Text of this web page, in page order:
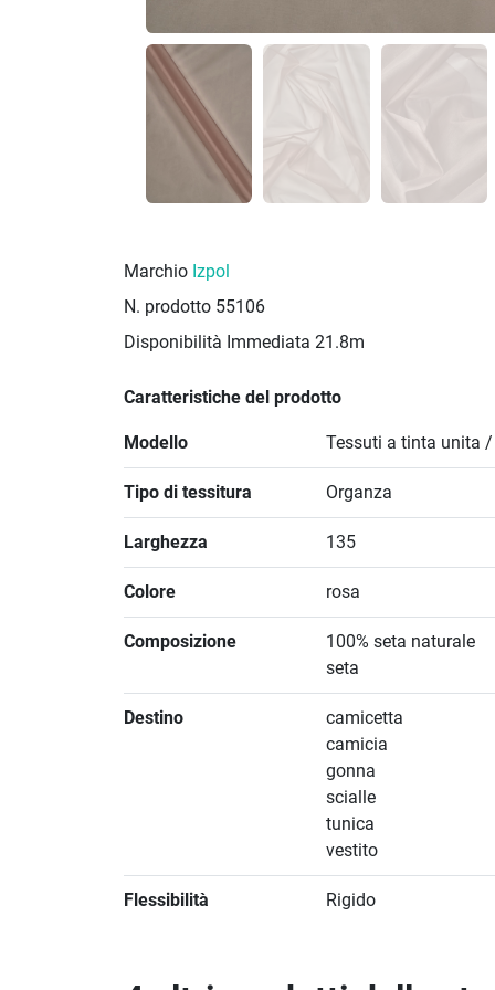
Marchio Izpol
N. prodotto 55106
Disponibilità Immediata 21.8m
Caratteristiche del prodotto
Modello Tessuti a tinta unita
Tipo di tessitura Organza
Larghezza 135
Colore rosa
Composizione
100% seta naturale
seta
Destino
camicetta
camicia
gonna
scialle
tunica
vestito
Flessibilità Rigido